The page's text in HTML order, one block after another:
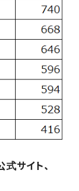
サイト、